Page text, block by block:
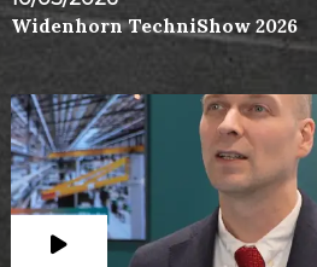
Widenhorn TechniShow 2026